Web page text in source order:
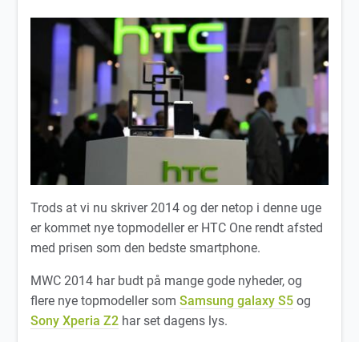
Trods at vi nu skriver 2014 og der netop i denne uge
er kommet nye topmodeller er HTC One rendt afsted
med prisen som den bedste smartphone.
MWC 2014 har budt på mange gode nyheder, og
flere nye topmodeller somSamsung galaxy S5 og
Sony Xperia Z2 har set dagens lys.